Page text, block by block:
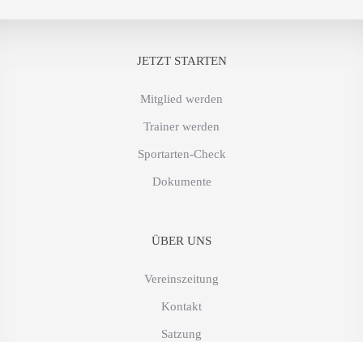
JETZT STARTEN
Mitglied werden
Trainer werden
Sportarten-Check
Dokumente
ÜBER UNS
Vereinszeitung
Kontakt
Satzung